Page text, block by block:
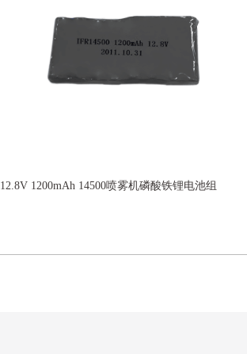
12.8V 1200mAh 14500喷雾机磷酸铁锂电池组